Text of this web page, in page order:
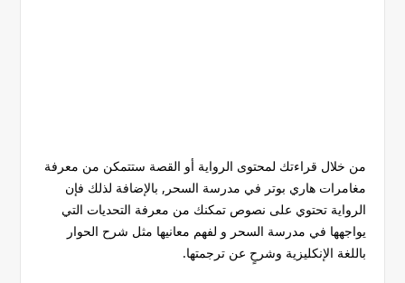
من خلال قراءتك لمحتوى الرواية أو القصة ستتمكن من معرفة
مغامرات هاري بوتر في مدرسة السحر, بالإضافة لذلك فإن
الرواية تحتوي على نصوص تمكنك من معرفة التحديات التي
يواجهها في مدرسة السحر و لفهم معانيها مثل شرح الحوار
باللغة الإنكليزية وشرحٍ عن ترجمتها.